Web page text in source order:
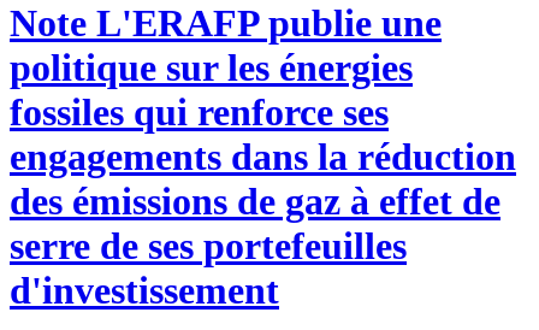
Note L'ERAFP publie une
politique sur les énergies
fossiles qui renforce ses
engagements dans la réduction
des émissions de gaz à effet de
serre de ses portefeuilles
d'investissement